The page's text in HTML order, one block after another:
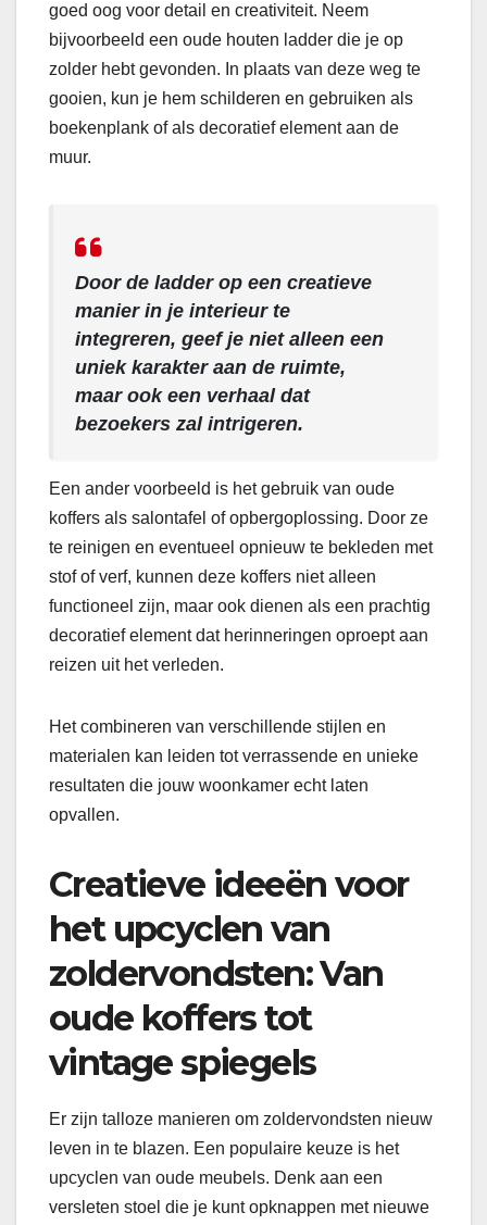
goed oog voor detail en creativiteit. Neem
bijvoorbeeld een oude houten ladder die je op
zolder hebt gevonden. In plaats van deze weg te
gooien, kun je hem schilderen en gebruiken als
boekenplank of als decoratief element aan de
muur.
Door de ladder op een creatieve
manier in je interieur te
integreren, geef je niet alleen een
uniek karakter aan de ruimte,
maar ook een verhaal dat
bezoekers zal intrigeren.
Een ander voorbeeld is het gebruik van oude
koffers als salontafel of opbergoplossing. Door ze
te reinigen en eventueel opnieuw te bekleden met
stof of verf, kunnen deze koffers niet alleen
functioneel zijn, maar ook dienen als een prachtig
decoratief element dat herinneringen oproept aan
reizen uit het verleden.
Het combineren van verschillende stijlen en
materialen kan leiden tot verrassende en unieke
resultaten die jouw woonkamer echt laten
opvallen.
Creatieve ideeën voor
het upcyclen van
zoldervondsten: Van
oude koffers tot
vintage spiegels
Er zijn talloze manieren om zoldervondsten nieuw
leven in te blazen. Een populaire keuze is het
upcyclen van oude meubels. Denk aan een
versleten stoel die je kunt opknappen met nieuwe